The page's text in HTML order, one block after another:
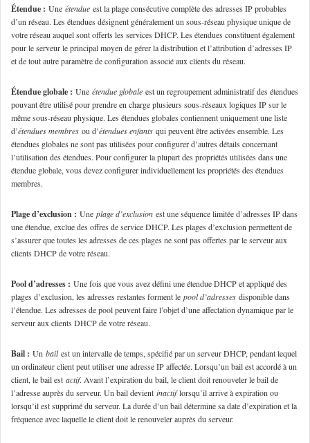
Étendue : Une étendue est la plage consécutive complète des adresses IP probables
d’un réseau. Les étendues désignent généralement un sous-réseau physique unique de
votre réseau auquel sont offerts les services DHCP. Les étendues constituent également
pour le serveur le principal moyen de gérer la distribution et l’attribution d’adresses IP
et de tout autre paramètre de configuration associé aux clients du réseau.
Étendue globale : Une étendue globale est un regroupement administratif des étendues
pouvant être utilisé pour prendre en charge plusieurs sous-réseaux logiques IP sur le
même sous-réseau physique. Les étendues globales contiennent uniquement une liste
d’étendues membres ou d’étendues enfants qui peuvent être activées ensemble. Les
étendues globales ne sont pas utilisées pour configurer d’autres détails concernant
l’utilisation des étendues. Pour configurer la plupart des propriétés utilisées dans une
étendue globale, vous devez configurer individuellement les propriétés des étendues
membres.
Plage d’exclusion : Une plage d’exclusion est une séquence limitée d’adresses IP dans
une étendue, exclue des offres de service DHCP. Les plages d’exclusion permettent de
s’assurer que toutes les adresses de ces plages ne sont pas offertes par le serveur aux
clients DHCP de votre réseau.
Pool d’adresses : Une fois que vous avez défini une étendue DHCP et appliqué des
plages d’exclusion, les adresses restantes forment le pool d’adresses disponible dans
l’étendue. Les adresses de pool peuvent faire l’objet d’une affectation dynamique par le
serveur aux clients DHCP de votre réseau.
Bail : Un bail est un intervalle de temps, spécifié par un serveur DHCP, pendant lequel
un ordinateur client peut utiliser une adresse IP affectée. Lorsqu’un bail est accordé à un
client, le bail est actif. Avant l’expiration du bail, le client doit renouveler le bail de
l’adresse auprès du serveur. Un bail devient inactif lorsqu’il arrive à expiration ou
lorsqu’il est supprimé du serveur. La durée d’un bail détermine sa date d’expiration et la
fréquence avec laquelle le client doit le renouveler auprès du serveur.